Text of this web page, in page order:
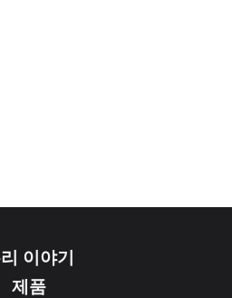
이야기
제품